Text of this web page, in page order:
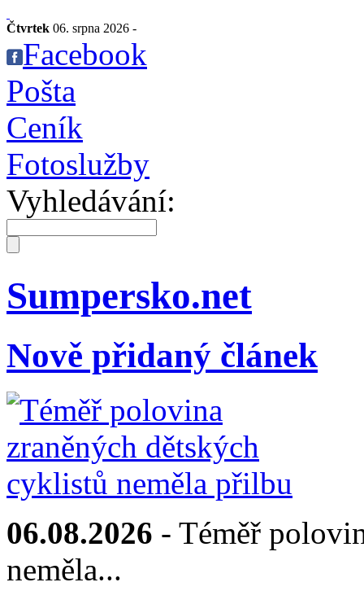
Čtvrtek 06. srpna 2026 -
Facebook
Pošta
Ceník
Fotoslužby
Vyhledávání:
Sumpersko.net
Nově přidaný článek
06.08.2026 - Téměř
neměla...